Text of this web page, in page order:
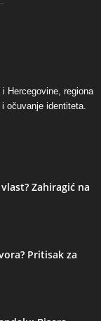
Hercegovine, regiona
očuvanje identiteta.
Zahiragić na
Pritisak za